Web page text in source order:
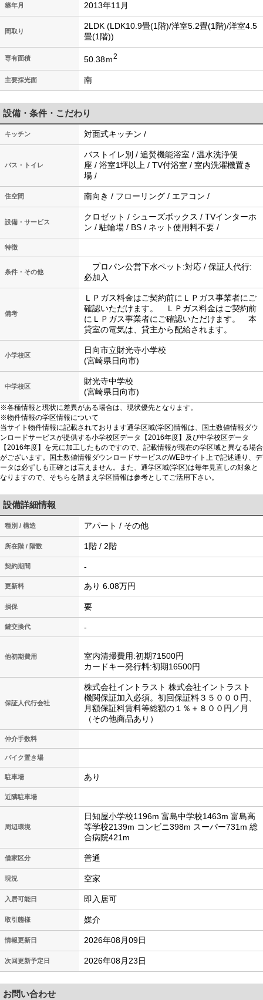
築年月 2013年11月
間取り
2LDK (LDK10.9畳(1階)/洋室5.2畳(1階)/洋室4.5
畳(1階))
専有面積 50.38ｍ2
主要採光面 南
設備・条件・こだわり
キッチン 対面式キッチン /
バス・トイレ
バストイレ別 / 追焚機能浴室 / 温水洗浄便
座 / 浴室1坪以上 / TV付浴室 / 室内洗濯機置き
場 /
住空間 南向き / フローリング / エアコン /
設備・サービス
クロゼット / シューズボックス / TVインターホ
ン / 駐輪場 / BS / ネット使用料不要 /
特徴
条件・その他
プロパン公営下水ペット:対応 / 保証人代行:
必加入
備考
ＬＰガス料金はご契約前にＬＰガス事業者にご
確認いただけます。 ＬＰガス料金はご契約前
にＬＰガス事業者にご確認いただけます。 本
貸室の電気は、貸主から配給されます。
小学校区
日向市立財光寺小学校
(宮崎県日向市)
中学校区
財光寺中学校
(宮崎県日向市)
※各種情報と現状に差異がある場合は、現状優先となります。
※物件情報の学区情報について
当サイト物件情報に記載されております通学区域(学区)情報は、国土数値情報ダウ
ンロードサービスが提供する小学校区データ【2016年度】及び中学校区データ
【2016年度】を元に加工したものですので、記載情報が現在の学区域と異なる場合
がございます。国土数値情報ダウンロードサービスのWEBサイト上で記述通り、デ
ータは必ずしも正確とは言えません。また、通学区域(学区)は毎年見直しの対象と
なりますので、そちらを踏まえ学区情報は参考としてご活用下さい。
設備詳細情報
種別 / 構造 アパート / その他
所在階 / 階数 1階 / 2階
契約期間 -
更新料 あり 6.08万円
損保 要
鍵交換代 -
他初期費用
室内清掃費用:初期71500円
カードキー発行料:初期16500円
保証人代行会社
株式会社イントラスト 株式会社イントラスト
機関保証加入必須。初回保証料３５０００円、
月額保証料賃料等総額の１％＋８００円／月
（その他商品あり）
仲介手数料
バイク置き場
駐車場 あり
近隣駐車場
周辺環境
日知屋小学校1196m 富島中学校1463m 富島高
等学校2139m コンビニ398m スーパー731m 総
合病院421m
借家区分 普通
現況 空家
入居可能日 即入居可
取引態様 媒介
情報更新日 2026年08月09日
次回更新予定日 2026年08月23日
お問い合わせ